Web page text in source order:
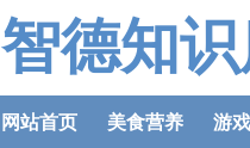
智德知
网站首页 美食营养 游